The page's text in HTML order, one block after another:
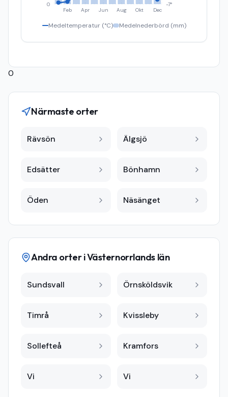
Feb Apr Jun Aug Okt Dec
0 -7°
Medeltemperatur (°C) Medelnederbörd (mm)
0
Närmaste orter
Rävsön Älgsjö
Edsätter Bönhamn
Öden Näsänget
Andra orter iVästernorrlands län
Sundsvall Örnsköldsvik
Timrå Kvissleby
Sollefteå Kramfors
Vi Vi